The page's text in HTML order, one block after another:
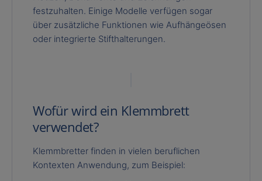
festzuhalten. Einige Modelle verfügen sogar
über zusätzliche Funktionen wie Aufhängeösen
oder integrierte Stifthalterungen.
Wofür wird ein Klemmbrett
verwendet?
Klemmbretter finden in vielen beruflichen
Kontexten Anwendung, zum Beispiel: